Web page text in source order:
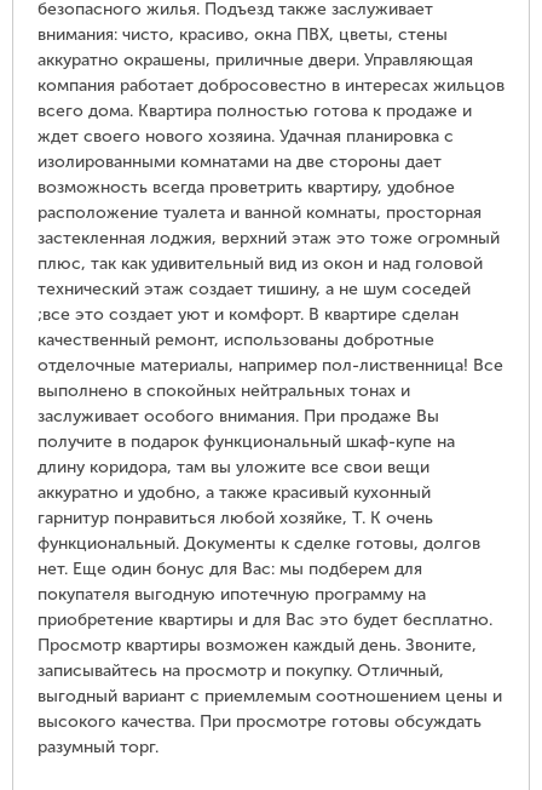
безопасного жилья. Подъезд также заслуживает
внимания: чисто, красиво, окна ПВХ, цветы, стены
аккуратно окрашены, приличные двери. Управляющая
компания работает добросовестно в интересах жильцов
всего дома. Квартира полностью готова к продаже и
ждет своего нового хозяина. Удачная планировка с
изолированными комнатами на две стороны дает
возможность всегда проветрить квартиру, удобное
расположение туалета и ванной комнаты, просторная
застекленная лоджия, верхний этаж это тоже огромный
плюс, так как удивительный вид из окон и над головой
технический этаж создает тишину, а не шум соседей
;все это создает уют и комфорт. В квартире сделан
качественный ремонт, использованы добротные
отделочные материалы, например пол-лиственница! Все
выполнено в спокойных нейтральных тонах и
заслуживает особого внимания. При продаже Вы
получите в подарок функциональный шкаф-купе на
длину коридора, там вы уложите все свои вещи
аккуратно и удобно, а также красивый кухонный
гарнитур понравиться любой хозяйке, Т. К очень
функциональный. Документы к сделке готовы, долгов
нет. Еще один бонус для Вас: мы подберем для
покупателя выгодную ипотечную программу на
приобретение квартиры и для Вас это будет бесплатно.
Просмотр квартиры возможен каждый день. Звоните,
записывайтесь на просмотр и покупку. Отличный,
выгодный вариант с приемлемым соотношением цены и
высокого качества. При просмотре готовы обсуждать
разумный торг.